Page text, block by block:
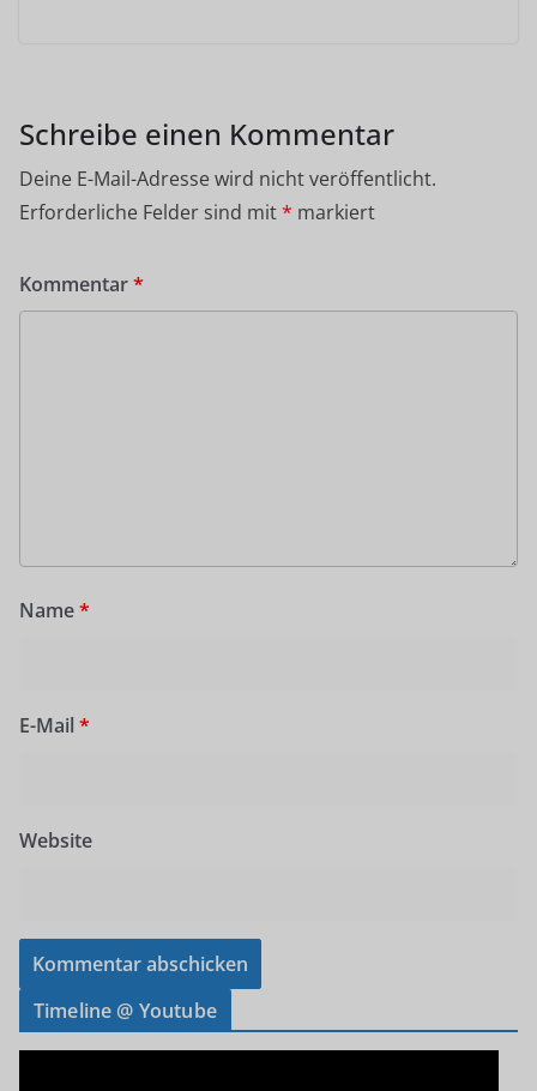
Schreibe einen Kommentar
Deine E-Mail-Adresse wird nicht veröffentlicht.
Erforderliche Felder sind mit* markiert
Kommentar*
Name*
E-Mail *
Website
Timeline @ Youtube